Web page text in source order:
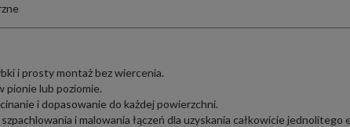
i prosty montaż bez wiercenia.
pionie lub poziomie.
i dopasowanie do każdej powierzchni.
i malowania łączeń dla uzyskania całkowicie jednolitego